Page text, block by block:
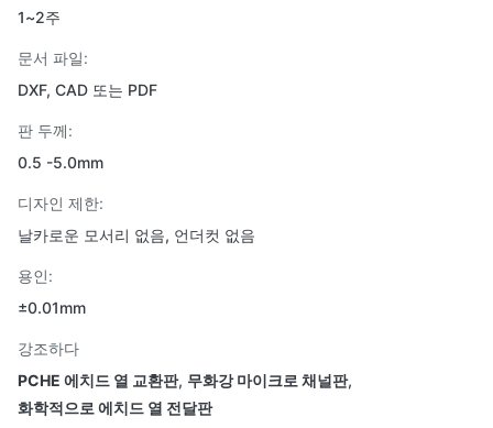
1~2주
문서 파일:
DXF, CAD 또는 PDF
판 두께:
0.5 -5.0mm
디자인 제한:
날카로운 모서리 없음, 언더컷 없음
용인:
±0.01mm
강조하다
PCHE 에치드 열 교환판, 무화강 마이크로 채널판,
화학적으로 에치드 열 전달판